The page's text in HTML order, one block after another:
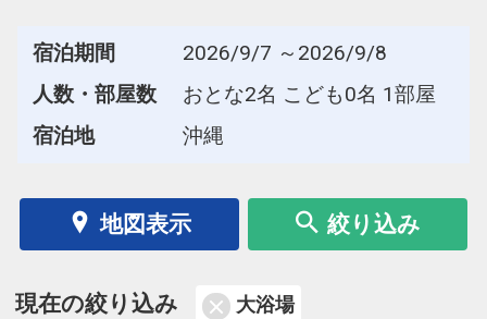
宿泊期間
2026/9/7 ～2026/9/8
人数・部屋数
おとな2名 こども0名 1部屋
宿泊地
沖縄
地図表示 絞り込み
現在の絞り込み 大浴場